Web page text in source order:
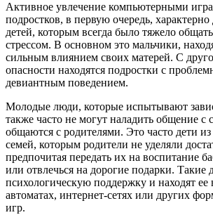
Активное увлечение компьютерными
подростков, в первую очередь,
детей, которым всегда было тяжело
стрессом. В основном это мальчики,
сильным влиянием своих матерей. С
опасности находятся подростки с
девиантным поведением.
Молодые люди, которые испытывают
также часто не могут наладить общение с
общаются с родителями. Это часто дети
семей, которым родители не уделяли
предпочитая передать их на воспитание
или отвлечься на дорогие подарки. Такие
психологическую поддержку и находят ее
автоматах, интернет-сетях или других
игр.